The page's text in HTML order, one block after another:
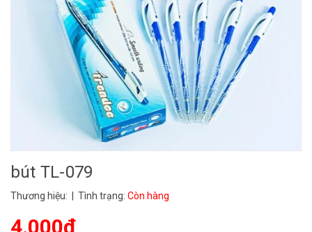
bút TL-079
Thương hiệu: | Tình trạng: Còn hàng
4.000₫